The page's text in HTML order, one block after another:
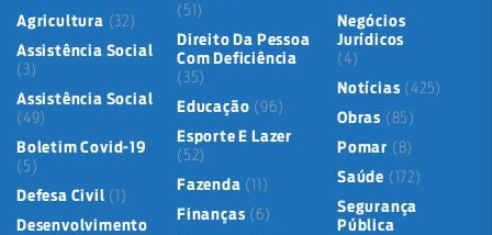
Agricultura (32)
Assistência Social
(3)
Assistência Social
(49)
Boletim Covid-19
(5)
Defesa Civil (1)
Desenvolvimento
(51)
Direito Da Pessoa
Com Deficiência
(35)
Educação (96)
Esporte E Lazer
(52)
Fazenda (11)
Finanças (6)
Negócios
Jurídicos
(4)
Notícias (425)
Obras (85)
Pomar (8)
Saúde (172)
Segurança
Pública